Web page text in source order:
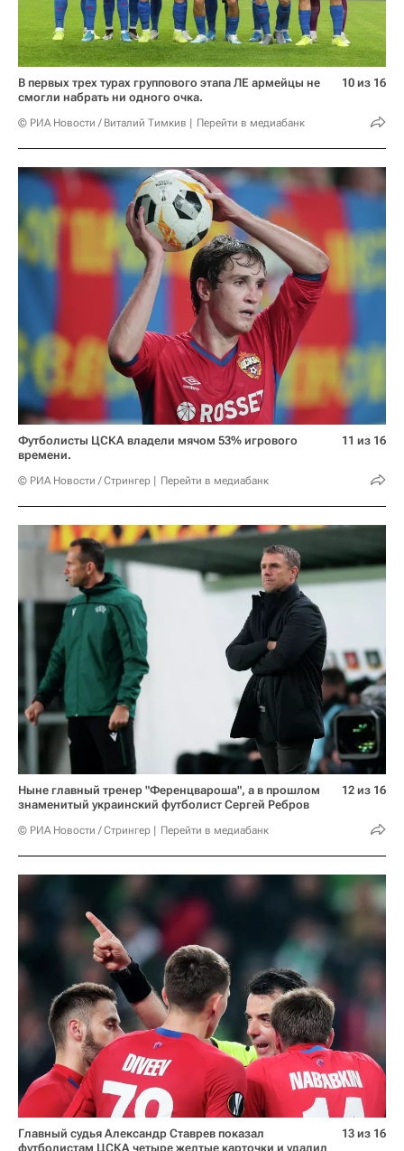
В первых трех турах группового этапа ЛЕ армейцы не
смогли набрать ни одного очка.
© РИА Новости / Виталий Тимкив Перейти в медиабанк
10 из 16
Футболисты ЦСКА владели мячом 53% игрового
времени.
© РИА Новости / Стрингер Перейти в медиабанк
11 из 16
Ныне главный тренер "Ференцвароша", а в прошлом
знаменитый украинский футболист Сергей Ребров
© РИА Новости / Стрингер Перейти в медиабанк
12 из 16
Главный судья Александр Ставрев показал
футболистам ЦСКА четыре желтые карточки и удалил
13 из 16